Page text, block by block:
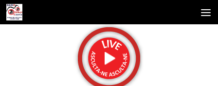
Skip to content